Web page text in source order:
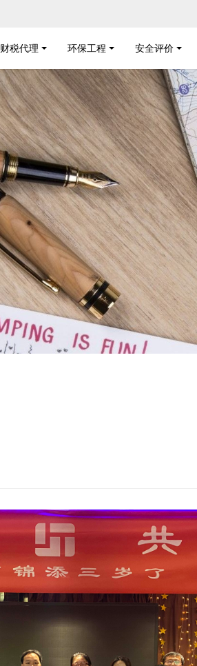
财税代理 环保工程 安全评价